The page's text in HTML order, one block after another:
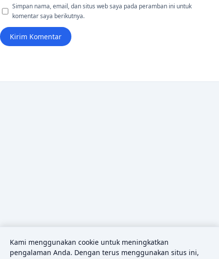
Simpan nama, email, dan situs web saya pada peramban ini untuk
komentar saya berikutnya.
Kami menggunakan cookie untuk meningkatkan
pengalaman Anda. Dengan terus menggunakan situs ini,